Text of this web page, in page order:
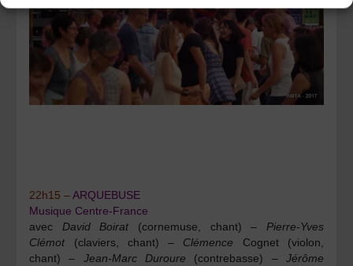
22h15 –ARQUEBUSE
Musique Centre-France
avec David Boirat (cornemuse, chant) – Pierre-Yves
Clémot
(claviers, chant) – Clémence Cognet(violon,
chant) – Jean-Marc Duroure (contrebasse) – Jérôme